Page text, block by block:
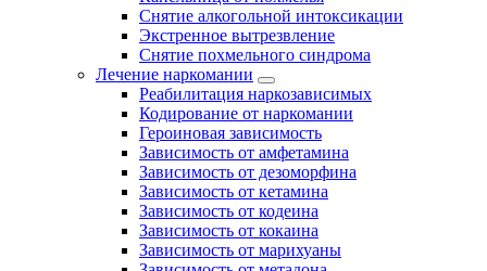
Снятие алкогольной интоксикации
Экстренное вытрезвление
Снятие похмельного синдрома
Лечение наркомании
Реабилитация наркозависимых
Кодирование от наркомании
Героиновая зависимость
Зависимость от амфетамина
Зависимость от дезоморфина
Зависимость от кетамина
Зависимость от кодеина
Зависимость от кокаина
Зависимость от марихуаны